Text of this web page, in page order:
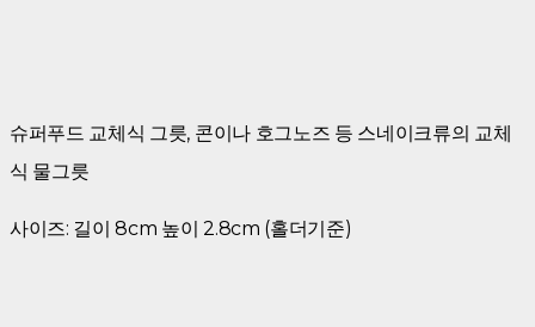
슈퍼푸드 교체식 그릇, 콘이나 호그노즈 등 스네이크류의 교체
식 물그릇
사이즈: 길이 8cm 높이 2.8cm (홀더기준)